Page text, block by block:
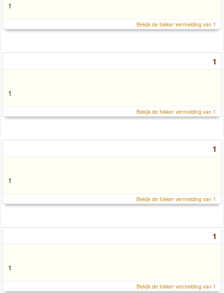
1
Bekijk de fokker vermelding van 1
1
1
Bekijk de fokker vermelding van 1
1
1
Bekijk de fokker vermelding van 1
1
1
Bekijk de fokker vermelding van 1